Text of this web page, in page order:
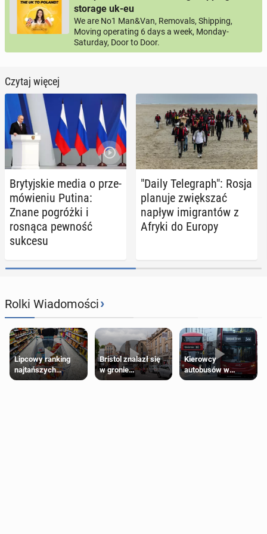
storage uk-eu
We are No1 Man&Van, Removals, Shipping,
Moving operating 6 days a week, Monday-
Saturday, Door to Door.
Czytaj więcej
Bry­tyj­skie media o prze­
mó­wie­niu Putina:
Znane po­gróż­ki i
rosnąca pewność
sukcesu
"Daily Te­le­graph": Rosja
planuje zwięk­szać
napływ imi­gran­tów z
Afryki do Europy
Rolki Wiadomości›
Lipcowy ranking
najtańszych
supermarketów
Bristol znalazł się
w gronie
najlepszych
Kierowcy
autobusów w
Londynie